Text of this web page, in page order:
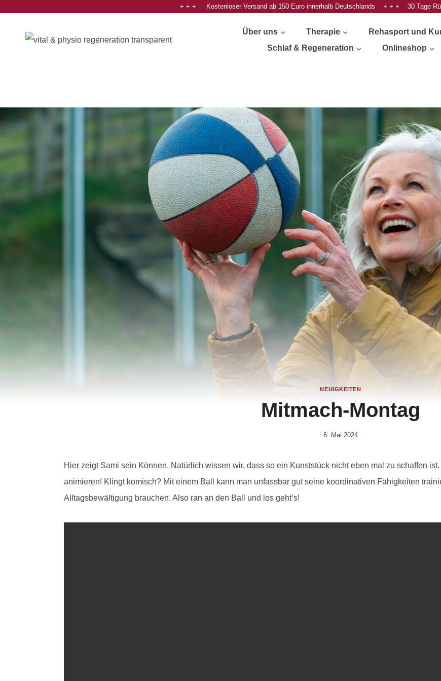
+ + + Kostenloser Versand ab 150 Euro innerhalb Deutschlands + + + 30 Tage
Über uns Therapie
Rehasport und
Schlaf & Regeneration
Onlineshop
NEUIGKEITEN
Mitmach-Montag
Von
6. Mai 2024
Hier zeigt Sami sein Können. Natürlich wissen wir, dass so ein Kunststück nicht eben mal zu schaffen
animieren! Klingt komisch? Mit einem Ball kann man unfassbar gut seine koordinativen Fähigkeiten
Alltagsbewältigung brauchen. Also ran an den Ball und los geht’s!